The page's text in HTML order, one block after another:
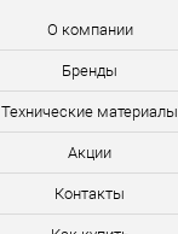
О компании
Бренды
Технические материалы
Акции
Контакты